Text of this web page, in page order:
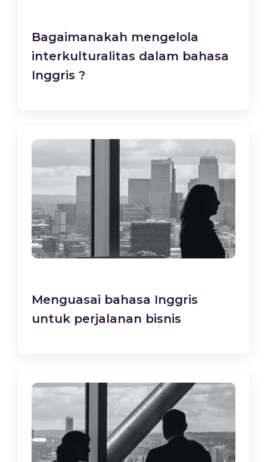
Bagaimanakah mengelola
interkulturalitas dalam bahasa
Inggris ?
Menguasai bahasa Inggris
untuk perjalanan bisnis